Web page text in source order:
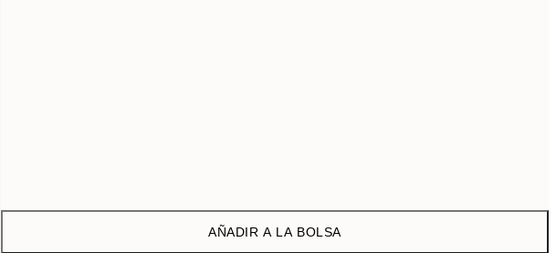
AÑADIR A LA BOLSA